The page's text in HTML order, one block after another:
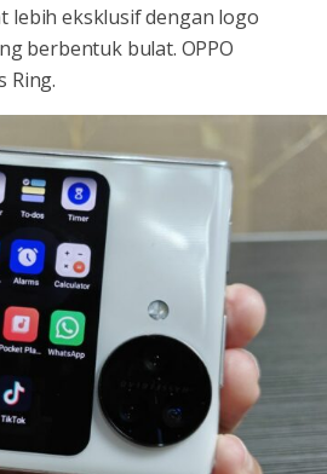
lebih eksklusif dengan logo
berbentuk bulat. OPPO
Ring.